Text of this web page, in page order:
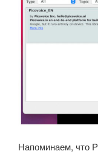
Напоминаем, что